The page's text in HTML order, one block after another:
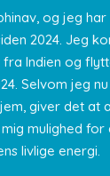
og jeg
2024. Jeg
Indien og
Selvom jeg
giver det at
mulighed for
livlige energi.